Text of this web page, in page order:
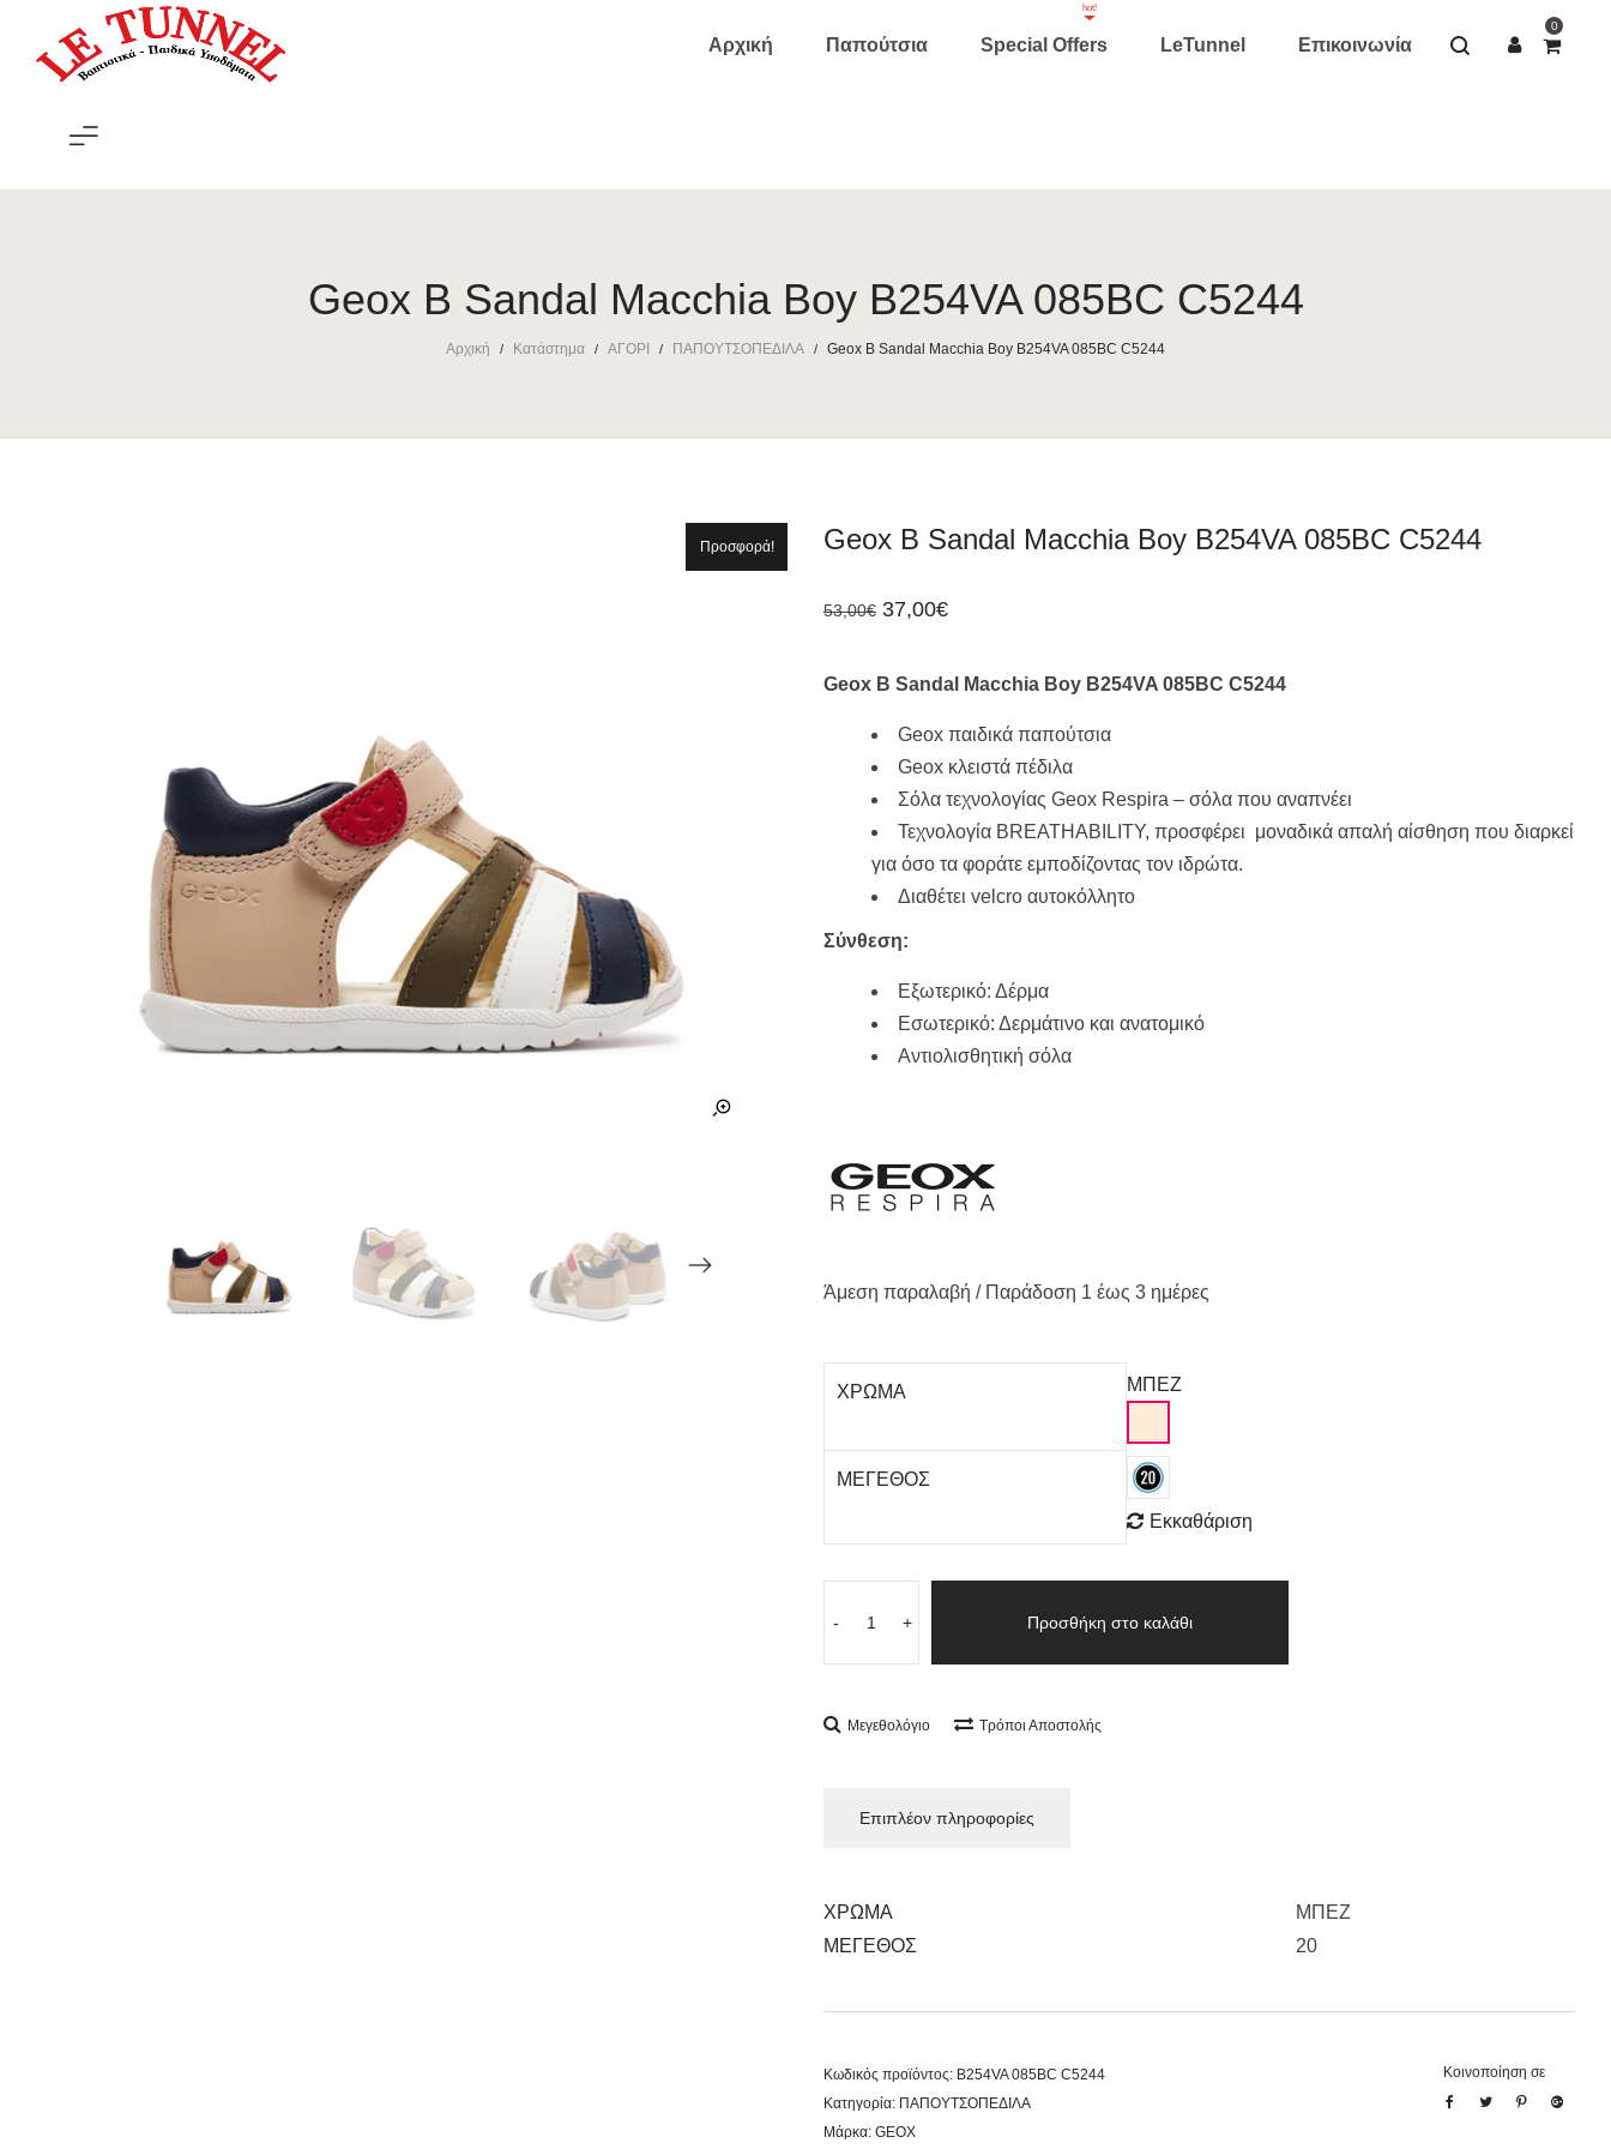
0
Αρχική Παπούτσια Special Offers
hot!
LeTunnel Επικοινωνία
Geox B Sandal Macchia Boy B254VA 085BC C5244
Αρχική / Κατάστημα / ΑΓΟΡΙ / ΠΑΠΟΥΤΣΟΠΕΔΙΛΑ / Geox B Sandal Macchia Boy B254VA 085BC C5244
Προσφορά! Geox B Sandal Macchia Boy B254VA 085BC C5244
53,00€ Original
53,00€.
37,00€Η
είναι:
37,00€.
Geox B Sandal Macchia Boy B254VA 085BC C5244
Geox παιδικά παπούτσια
Geox κλειστά πέδιλα
Σόλα τεχνολογίας Geox Respira – σόλα που αναπνέει
Τεχνολογία BREATHABILITY, προσφέρει μοναδικά απαλή αίσθηση που διαρκεί
για όσο τα φοράτε εμποδίζοντας τον ιδρώτα.
Διαθέτει velcro αυτοκόλλητο
Σύνθεση:
Εξωτερικό: Δέρμα
Εσωτερικό: Δερμάτινο και ανατομικό
Αντιολισθητική σόλα
Άμεση παραλαβή / Παράδoση 1 έως 3 ημέρες
ΧΡΩΜΑ ΜΠΕΖ
ΜΕΓΕΘΟΣ
Εκκαθάριση
- + Προσθήκη στο καλάθι
Μεγεθολόγιο Τρόποι Αποστολής
Επιπλέον πληροφορίες
ΧΡΩΜΑ
ΜΠΕΖ
ΜΕΓΕΘΟΣ
20
Κωδικός προϊόντος: B254VA 085BC C5244
Κατηγορία: ΠΑΠΟΥΤΣΟΠΕΔΙΛΑ
Μάρκα: GEOX
Κοινοποίηση σε